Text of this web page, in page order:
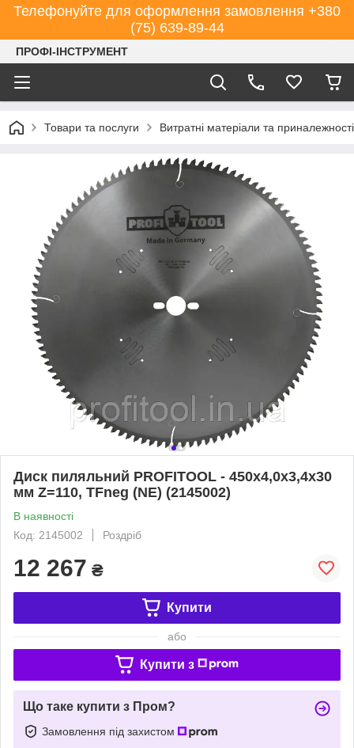
Телефонуйте для оформлення замовлення +380
(75) 639-89-44
ПРОФІ-ІНСТРУМЕНТ
Товари та послуги Витратні матеріали та
Диск пиляльний PROFITOOL - 450х4,0х3,4х30
мм Z=110, TFneg (NE) (2145002)
В наявності
Код: 2145002
Роздріб
12 267 ₴
Купити
або
Купити з
Що таке купити з Пром?
Замовлення під захистом